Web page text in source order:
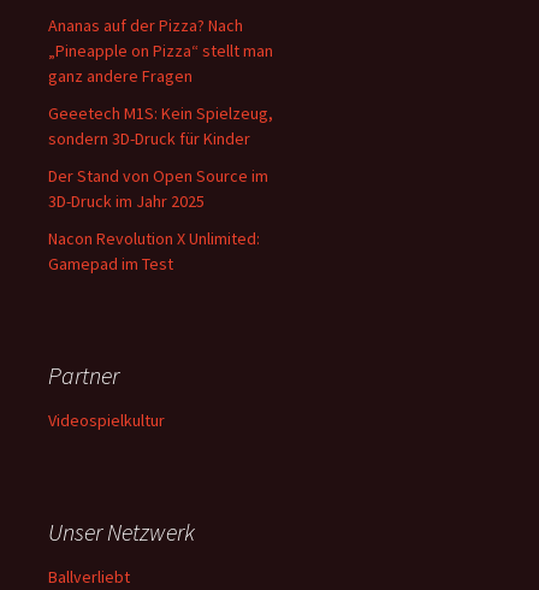
Ananas auf der Pizza? Nach
„Pineapple on Pizza“ stellt man
ganz andere Fragen
Geeetech M1S: Kein Spielzeug,
sondern 3D-Druck für Kinder
Der Stand von Open Source im
3D-Druck im Jahr 2025
Nacon Revolution X Unlimited:
Gamepad im Test
Partner
Videospielkultur
Unser Netzwerk
Ballverliebt